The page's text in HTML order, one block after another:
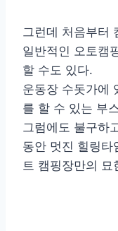
그런데 처음부터
일반적인 오토캠
할 수도 있다.
운동장 수돗가에
를 할 수 있는 부
그럼에도 불구하
동안 멋진 힐링타
트 캠핑장만의 묘